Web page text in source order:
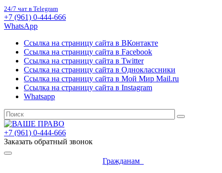
24/7 чат в Telegram
+7 (961) 0-444-666
WhatsApp
Ссылка на страницу сайта в ВКонтакте
Ссылка на страницу сайта в Facebook
Ссылка на страницу сайта в Twitter
Ссылка на страницу сайта в Одноклассники
Ссылка на страницу сайта в Мой Мир Mail.ru
Ссылка на страницу сайта в Instagram
Whatsapp
+7 (961) 0-444-666
Заказать обратный звонок
Гражданам